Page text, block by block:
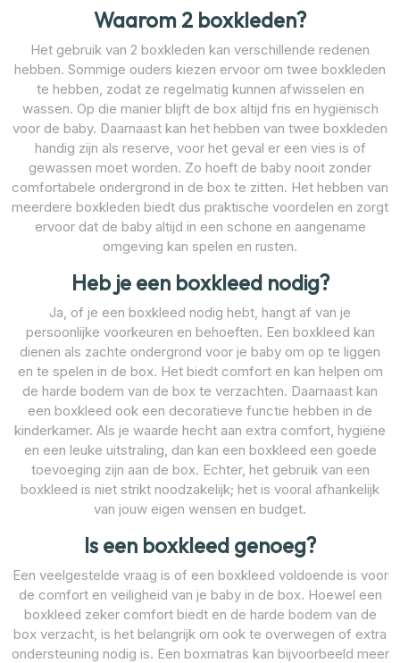
Waarom 2 boxkleden?
Het gebruik van 2 boxkleden kan verschillende redenen
hebben. Sommige ouders kiezen ervoor om twee boxkleden
te hebben, zodat ze regelmatig kunnen afwisselen en
wassen. Op die manier blijft de box altijd fris en hygiënisch
voor de baby. Daarnaast kan het hebben van twee boxkleden
handig zijn als reserve, voor het geval er een vies is of
gewassen moet worden. Zo hoeft de baby nooit zonder
comfortabele ondergrond in de box te zitten. Het hebben van
meerdere boxkleden biedt dus praktische voordelen en zorgt
ervoor dat de baby altijd in een schone en aangename
omgeving kan spelen en rusten.
Heb je een boxkleed nodig?
Ja, of je een boxkleed nodig hebt, hangt af van je
persoonlijke voorkeuren en behoeften. Een boxkleed kan
dienen als zachte ondergrond voor je baby om op te liggen
en te spelen in de box. Het biedt comfort en kan helpen om
de harde bodem van de box te verzachten. Daarnaast kan
een boxkleed ook een decoratieve functie hebben in de
kinderkamer. Als je waarde hecht aan extra comfort, hygiëne
en een leuke uitstraling, dan kan een boxkleed een goede
toevoeging zijn aan de box. Echter, het gebruik van een
boxkleed is niet strikt noodzakelijk; het is vooral afhankelijk
van jouw eigen wensen en budget.
Is een boxkleed genoeg?
Een veelgestelde vraag is of een boxkleed voldoende is voor
de comfort en veiligheid van je baby in de box. Hoewel een
boxkleed zeker comfort biedt en de harde bodem van de
box verzacht, is het belangrijk om ook te overwegen of extra
ondersteuning nodig is. Een boxmatras kan bijvoorbeeld meer